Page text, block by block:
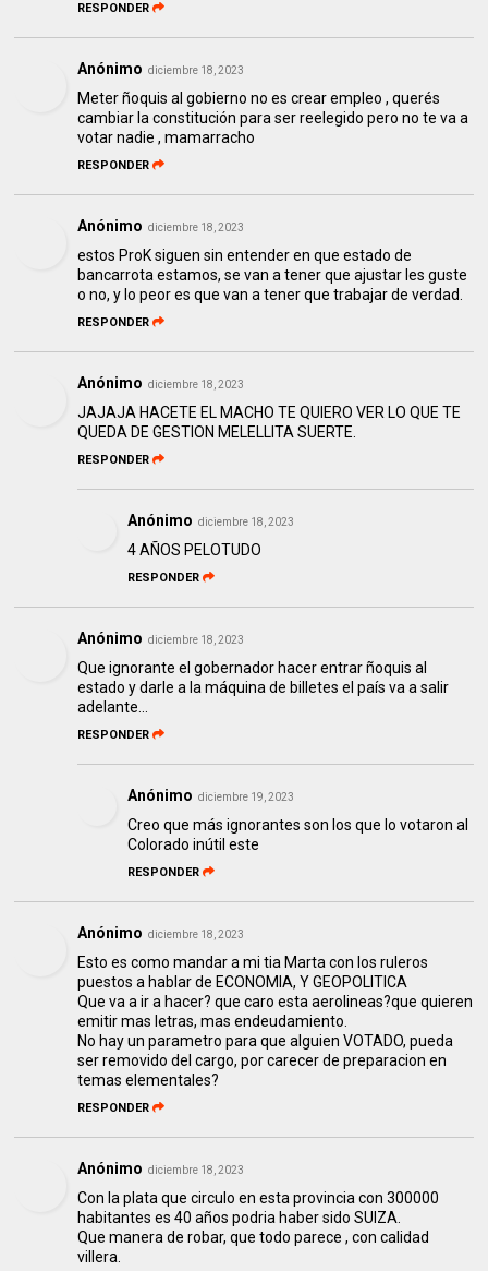
RESPONDER
Anónimo diciembre 18, 2023
Meter ñoquis al gobierno no es crear empleo , querés
cambiar la constitución para ser reelegido pero no te va a
votar nadie , mamarracho
RESPONDER
Anónimo diciembre 18, 2023
estos ProK siguen sin entender en que estado de
bancarrota estamos, se van a tener que ajustar les guste
o no, y lo peor es que van a tener que trabajar de verdad.
RESPONDER
Anónimo diciembre 18, 2023
JAJAJA HACETE EL MACHO TE QUIERO VER LO QUE TE
QUEDA DE GESTION MELELLITA SUERTE.
RESPONDER
Anónimo diciembre 18, 2023
4 AÑOS PELOTUDO
RESPONDER
Anónimo diciembre 18, 2023
Que ignorante el gobernador hacer entrar ñoquis al
estado y darle a la máquina de billetes el país va a salir
adelante...
RESPONDER
Anónimo diciembre 19, 2023
Creo que más ignorantes son los que lo votaron al
Colorado inútil este
RESPONDER
Anónimo diciembre 18, 2023
Esto es como mandar a mi tia Marta con los ruleros
puestos a hablar de ECONOMIA, Y GEOPOLITICA
Que va a ir a hacer? que caro esta aerolineas?que quieren
emitir mas letras, mas endeudamiento.
No hay un parametro para que alguien VOTADO, pueda
ser removido del cargo, por carecer de preparacion en
temas elementales?
RESPONDER
Anónimo diciembre 18, 2023
Con la plata que circulo en esta provincia con 300000
habitantes es 40 años podria haber sido SUIZA.
Que manera de robar, que todo parece , con calidad
villera.